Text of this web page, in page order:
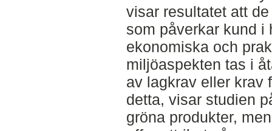
visar resultatet att
som påverkar kund i
ekonomiska och
miljöaspekten tas i
av lagkrav eller krav
detta, visar studien
gröna produkter,